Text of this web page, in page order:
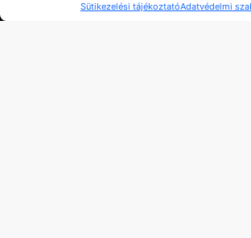
Sütikezelési tájékoztatóAdatvédelmi